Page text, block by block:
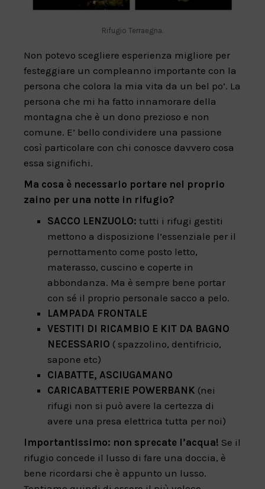
Rifugio Terraegna.
Non potevo scegliere esperienza migliore per
festeggiare un compleanno importante con la
persona che colora la mia vita da un bel po’. La
persona che mi ha fatto innamorare della
montagna che è un dono prezioso e non
comune. E’ bello condividere una passione
così particolare con chi conosce davvero cosa
essa significhi.
Ma cosa è necessario portare nel proprio
zaino per una notte in rifugio?
SACCO LENZUOLO: tutti i rifugi gestiti
mettono a disposizione l’essenziale per il
pernottamento come posto letto,
materasso, cuscino e coperte in
abbondanza. Ma è sempre bene portar
con sé il proprio personale sacco a pelo.
LAMPADA FRONTALE
VESTITI DI RICAMBIO E KIT DA BAGNO
NECESSARIO ( spazzolino, dentifricio,
sapone etc)
CIABATTE, ASCIUGAMANO
CARICABATTERIE POWERBANK (nei
rifugi non si può avere la certezza di
avere una presa elettrica tutta per noi)
Importantissimo: non sprecate l’acqua! Se il
rifugio concede il lusso di fare una doccia, è
bene ricordarsi che è appunto un lusso.